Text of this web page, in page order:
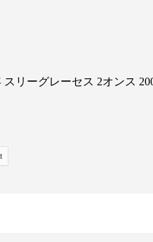
リーグレーセス 2オンス